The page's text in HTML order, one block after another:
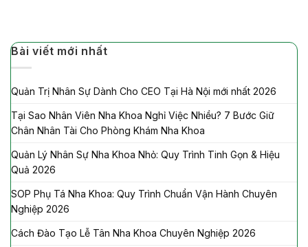
Bài viết mới nhất
Quản Trị Nhân Sự Dành Cho CEO Tại Hà Nội mới nhất 2026
Tại Sao Nhân Viên Nha Khoa Nghỉ Việc Nhiều? 7 Bước Giữ
Chân Nhân Tài Cho Phòng Khám Nha Khoa
Quản Lý Nhân Sự Nha Khoa Nhỏ: Quy Trình Tinh Gọn & Hiệu
Quả 2026
SOP Phụ Tá Nha Khoa: Quy Trình Chuẩn Vận Hành Chuyên
Nghiệp 2026
Cách Đào Tạo Lễ Tân Nha Khoa Chuyên Nghiệp 2026